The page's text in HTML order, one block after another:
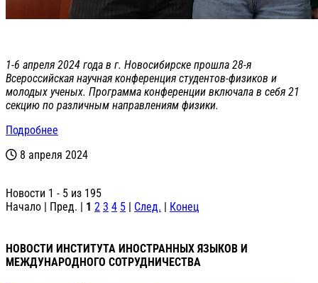
1-6 апреля 2024 года в г. Новосибирске прошла 28-я
Всероссийская научная конференция студентов-физиков и
молодых ученых. Программа конференции включала в себя 21
секцию по различным направлениям физики.
Подробнее
8 апреля 2024
Новости 1 - 5 из 195
Начало | Пред. | 1 2 3 4 5 | След. | Конец
НОВОСТИ ИНСТИТУТА ИНОСТРАННЫХ ЯЗЫКОВ И
МЕЖДУНАРОДНОГО СОТРУДНИЧЕСТВА